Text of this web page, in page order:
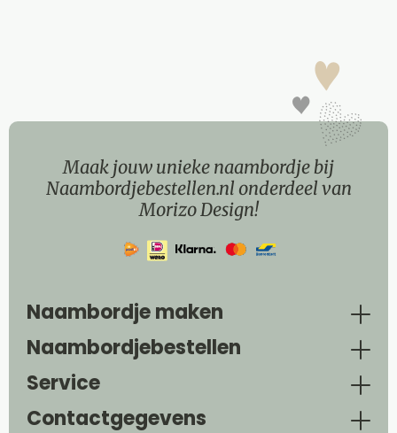
Maak jouw unieke naambordje bij
Naambordjebestellen.nl onderdeel van
Morizo Design!
Naambordje maken
Naambordjebestellen
Service
Contactgegevens